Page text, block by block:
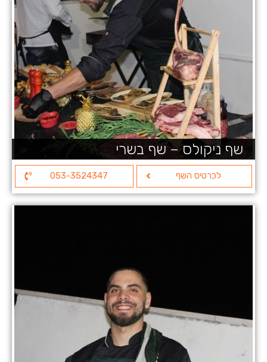
שף ניקולס – שף בשרי
לכרטיס השף 053-3524347